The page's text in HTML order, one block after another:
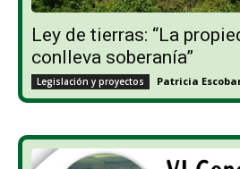
Ley de tierras: “La
conlleva soberanía”
Legislación y proyectos Patricia